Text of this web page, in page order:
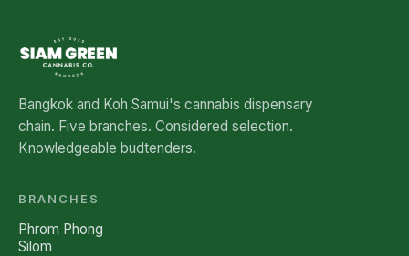
Bangkok and Koh Samui's cannabis dispensary
chain. Five branches. Considered selection.
Knowledgeable budtenders.
BRANCHES
Phrom Phong
Silom